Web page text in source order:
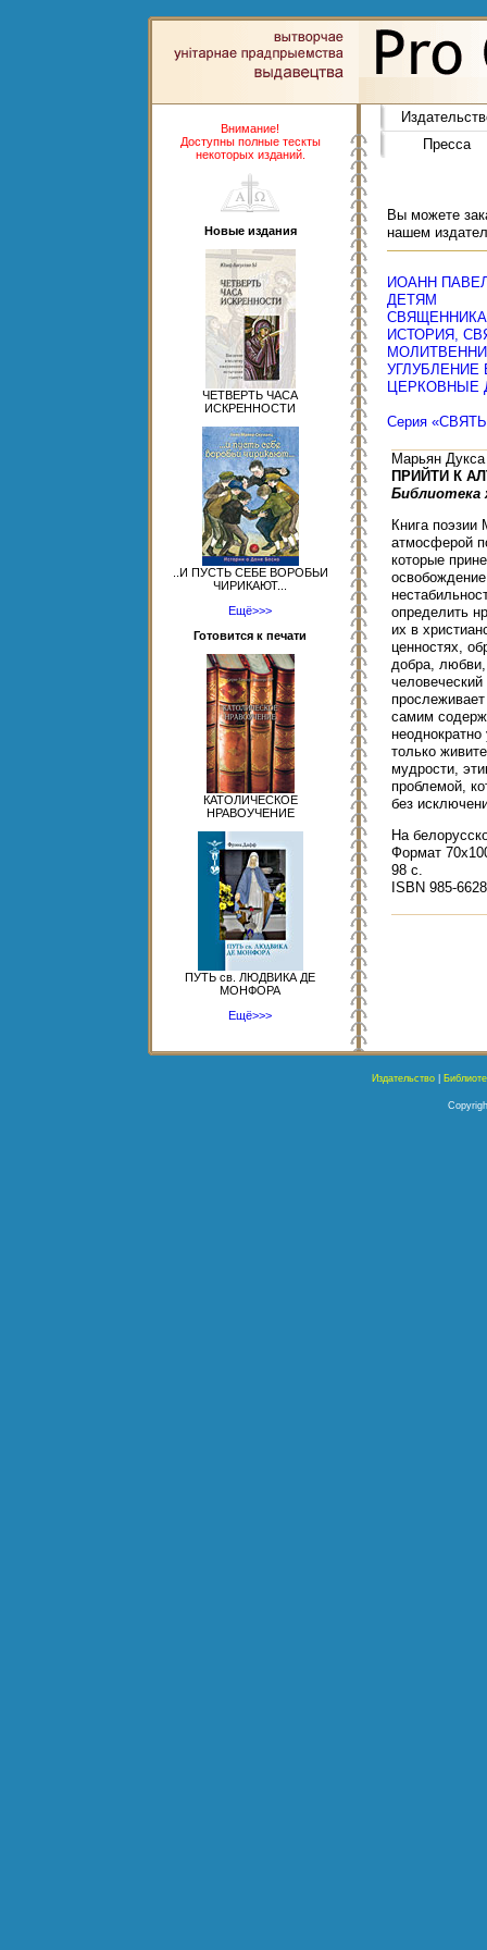
Внимание!
Доступны полные тескты
некоторых изданий.
Новые издания
ЧЕТВЕРТЬ ЧАСА
ИСКРЕННОСТИ
..И ПУСТЬ СЕБЕ ВОРОБЬИ
ЧИРИКАЮТ...
Ещё>>>
Готовится к печати
КАТОЛИЧЕСКОЕ
НРАВОУЧЕНИЕ
ПУТЬ св. ЛЮДВИКА ДЕ
МОНФОРА
Ещё>>>
Пресса
Вы можете
нашем
ИОАНН ПАВЕЛ
ДЕТЯМ
ИСТОРИЯ,
УГЛУБЛЕНИЕ
ЦЕРКОВНЫЕ
Серия
Марьян Дукса
ПРИЙТИ К
Библиотека
Книга поэзии
атмосферой
которые
определить
их в
ценностях,
добра,
самим
только
мудрости,
проблемой,
без
На
Формат
98 c.
ISBN 985-
Издательство|